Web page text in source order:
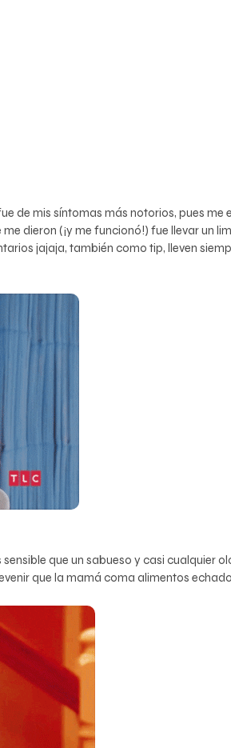
de mis síntomas más notorios, pues
dieron (¡y me funcionó!) fue llevar un
jajaja, también como tip, lleven
que un sabueso y casi cualquier
que la mamá coma alimentos